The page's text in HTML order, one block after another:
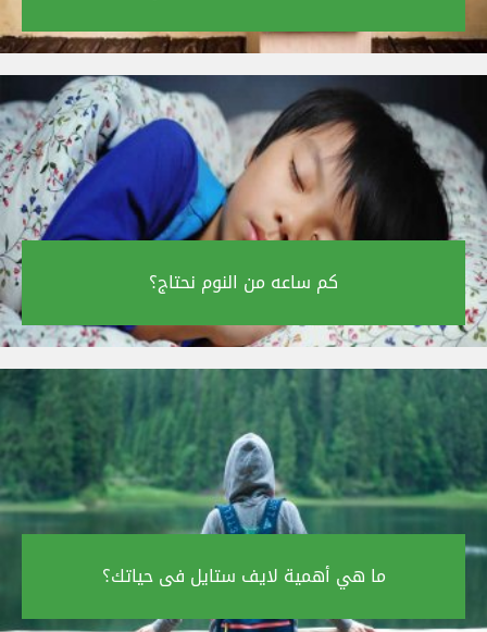
كم ساعه من النوم نحتاج؟‎
ما هي أهمية لايف ستايل فى حياتك؟‎